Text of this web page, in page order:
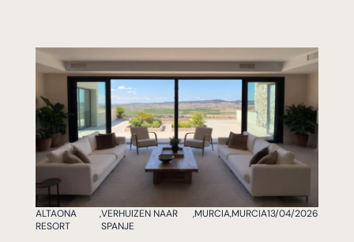
ALTAONA
RESORT
,VERHUIZEN NAAR
SPANJE
,MURCIA,MURCIA13/04/2026